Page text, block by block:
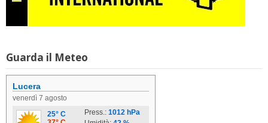
Guarda il Meteo